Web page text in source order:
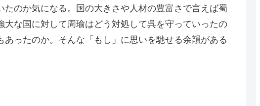
のか気になる。国の大きさや人材の豊富さで言えば蜀
な国に対して周瑜はどう対処して呉を守っていったの
ったのか。そんな「もし」に思いを馳せる余韻がある